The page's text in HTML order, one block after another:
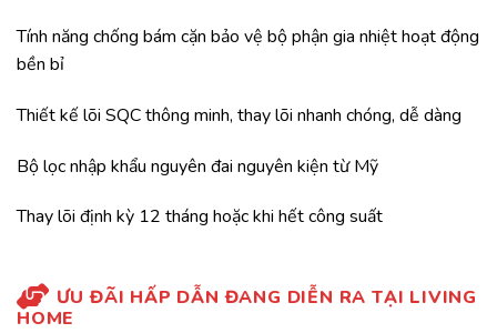
Tính năng chống bám cặn bảo vệ bộ phận gia nhiệt hoạt động
bền bỉ
Thiết kế lõi SQC thông minh, thay lõi nhanh chóng, dễ dàng
Bộ lọc nhập khẩu nguyên đai nguyên kiện từ Mỹ
Thay lõi định kỳ 12 tháng hoặc khi hết công suất
ƯU ĐÃI HẤP DẪN ĐANG DIỄN RA TẠI LIVING
HOME